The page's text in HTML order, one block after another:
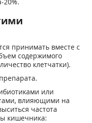
принимать вместе с
содержимого
клетчатки).
или
влияющими на
частота
кишечника: